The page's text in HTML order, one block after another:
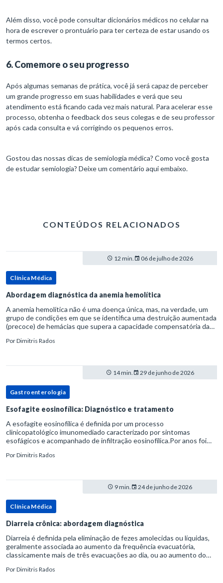
Além disso, você pode consultar dicionários médicos no celular na
hora de escrever o prontuário para ter certeza de estar usando os
termos certos.
6. Comemore o seu progresso
Após algumas semanas de prática, você já será capaz de perceber
um grande progresso em suas habilidades e verá que seu
atendimento está ficando cada vez mais natural. Para acelerar esse
processo, obtenha o feedback dos seus colegas e de seu professor
após cada consulta e vá corrigindo os pequenos erros.
Gostou das nossas dicas de semiologia médica? Como você gosta
de estudar semiologia? Deixe um comentário aqui embaixo.
CONTEÚDOS RELACIONADOS
12 min. 06 de julho de 2026
Clínica Médica
Abordagem diagnóstica da anemia hemolítica
A anemia hemolítica não é uma doença única, mas, na verdade, um
grupo de condições em que se identifica uma destruição aumentada
(precoce) de hemácias que supera a capacidade compensatória da
PorDimitris Rados
14 min. 29 de junho de 2026
Gastroenterologia
Esofagite eosinofílica: Diagnóstico e tratamento
A esofagite eosinofílica é definida por um processo
clinicopatológico imunomediado caracterizado por sintomas
esofágicos e acompanhado de infiltração eosinofílica.Por anos foi
refluxo gastr
PorDimitris Rados
9 min. 24 de junho de 2026
Clínica Médica
Diarreia crônica: abordagem diagnóstica
Diarreia é definida pela eliminação de fezes amolecidas ou líquidas,
geralmente associada ao aumento da frequência evacuatória,
classicamente mais de três evacuações ao dia, ou ao aumento do
PorDimitris Rados